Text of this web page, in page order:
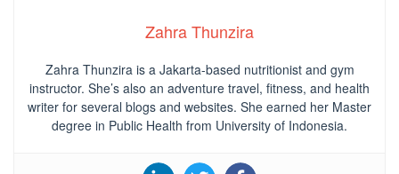
Zahra Thunzira
Zahra Thunzira is a Jakarta-based nutritionist and gym
instructor. She’s also an adventure travel, fitness, and health
writer for several blogs and websites. She earned her Master
degree in Public Health from University of Indonesia.